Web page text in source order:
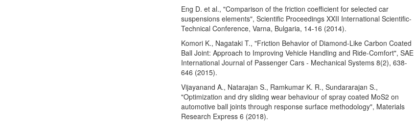
Eng D. et al., "Comparison of the friction coefficient for selected car
suspensions elements", Scientific Proceedings XXII International Scientific-
Technical Conference, Varna, Bulgaria, 14-16 (2014).
Komori K., Nagataki T., "Friction Behavior of Diamond-Like Carbon Coated
Ball Joint: Approach to Improving Vehicle Handling and Ride-Comfort", SAE
International Journal of Passenger Cars - Mechanical Systems 8(2), 638-
646 (2015).
Vijayanand A., Natarajan S., Ramkumar K. R., Sundararajan S.,
"Optimization and dry sliding wear behaviour of spray coated MoS2 on
automotive ball joints through response surface methodology", Materials
Research Express 6 (2018).